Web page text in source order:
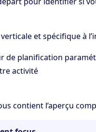
et spécifique à
de planification
activité
contient l’aperçu